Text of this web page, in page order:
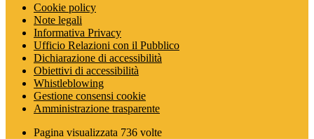
Cookie policy
Note legali
Informativa Privacy
Ufficio Relazioni con il Pubblico
Dichiarazione di accessibilità
Obiettivi di accessibilità
Whistleblowing
Gestione consensi cookie
Amministrazione trasparente
Pagina visualizzata 736 volte